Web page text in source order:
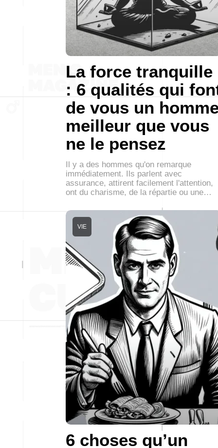
La force tranquille
: 6 qualités qui
de vous un
meilleur que vous
ne le pensez
Il y a des hommes qu'on remarque
immédiatement. Ils parlent avec
assurance, attirent facilement l'attention,
ont du charisme, de la répartie ou une…
6 choses qu’un
VIE